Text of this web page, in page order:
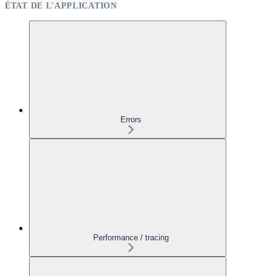
ÉTAT DE L'APPLICATION
Errors
Performance / tracing